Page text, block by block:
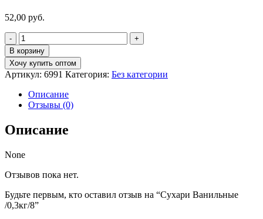
52,00 руб.
Количество
товара
Сухари
Ванильные
/0,3кг/8
В корзину
Хочу купить оптом
Артикул: 6991 Категория: Без категории
Описание
Отзывы (0)
Описание
None
Отзывов пока нет.
Будьте первым, кто оставил отзыв на “Сухари Ванильные
/0,3кг/8”